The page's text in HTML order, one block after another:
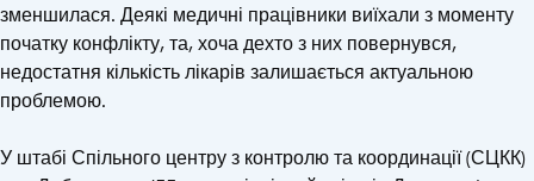
зменшилася. Деякі медичні працівники виїхали з моменту
початку конфлікту, та, хоча дехто з них повернувся,
недостатня кількість лікарів залишається актуальною
проблемою.
У штабі Спільного центру з контролю та координації (СЦКК)